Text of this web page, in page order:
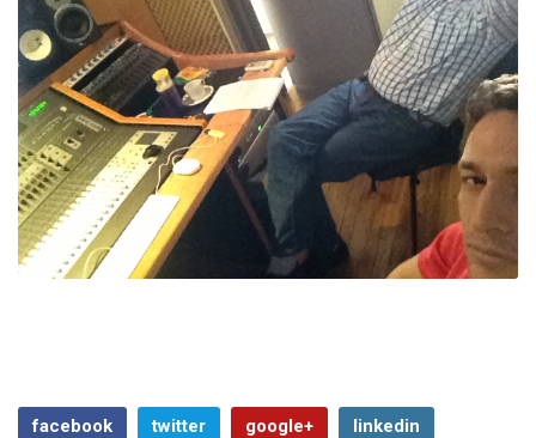
facebook twitter google+ linkedin